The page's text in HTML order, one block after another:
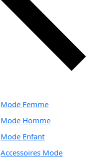
Mode Femme
Mode Homme
Mode Enfant
Accessoires Mode